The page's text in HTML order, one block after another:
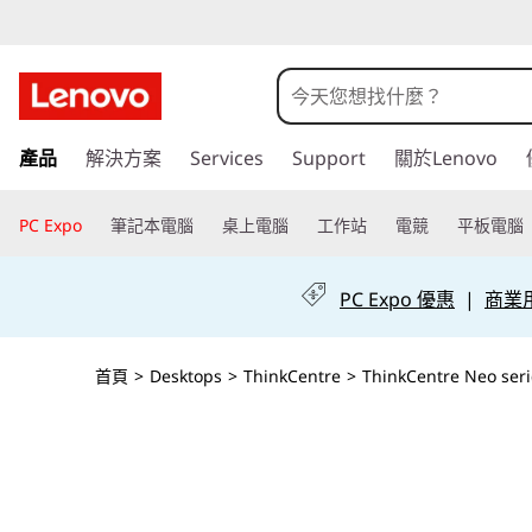
h
n
k
e
至
要
產品 解決方案 Services Support 關於Lenovo
PC Expo 筆記本電腦 桌上電腦 工作站 電競 平板電腦
PC Expo 優惠 | 商業
首頁 > Desktops > ThinkCentre > ThinkCentre Neo